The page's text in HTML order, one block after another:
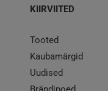
KIIRVIITED
Tooted
Kaubamärgid
Uudised